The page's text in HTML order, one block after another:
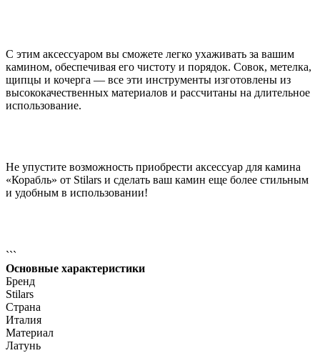
С этим аксессуаром вы сможете легко ухаживать за вашим
камином, обеспечивая его чистоту и порядок. Совок, метелка,
щипцы и кочерга — все эти инструменты изготовлены из
высококачественных материалов и рассчитаны на длительное
использование.
Не упустите возможность приобрести аксессуар для камина
«Корабль» от Stilars и сделать ваш камин еще более стильным
и удобным в использовании!
```
Основные характеристики
Бренд
Stilars
Страна
Италия
Материал
Латунь